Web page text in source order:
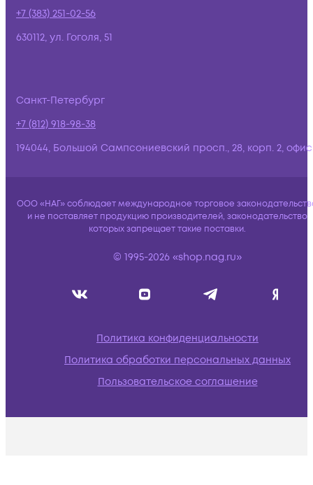
+7 (383) 251-02-56
630112, ул. Гоголя, 51
Санкт-Петербург
+7 (812) 918-98-38
194044, Большой Сампсониевский просп., 28, корп. 2,
ООО «НАГ» соблюдает международное торговое
и не поставляет продукцию производителей, законодательство
которых запрещает такие поставки.
© 1995-2026 «shop.nag.ru»
Политика конфиденциальности
Политика обработки персональных данных
Пользовательское соглашение